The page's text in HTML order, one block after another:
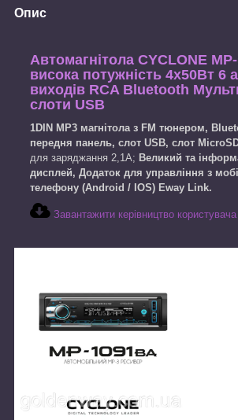
Опис
Автомагнітола CYCLONE
висока потужність 4х50Вт 6
виходів RCA Bluetooth
слоти USB
1DIN MP3 магнітола з FM тюнером,
передня панель, слот USB, слот
для заряджання 2,1А; Великий та
дисплей, Додаток для управління з
телефону (Android / IOS) Eway Link.
Завантажити керівництво користувача